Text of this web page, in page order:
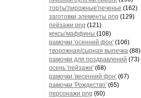
торты'пирожные'печенье (162)
заготовки,элементы png (129)
пейзажи png (121)
кексы'маффины (108)
рамочки 'осенний фон' (106)
творожная/сырная выпечка (88)
рамочки для поздравлений (73)
осень 'пейзажи' (68)
рамочки 'весенний фон' (67)
рамочки 'Рождество' (65)
персонажи png (60)